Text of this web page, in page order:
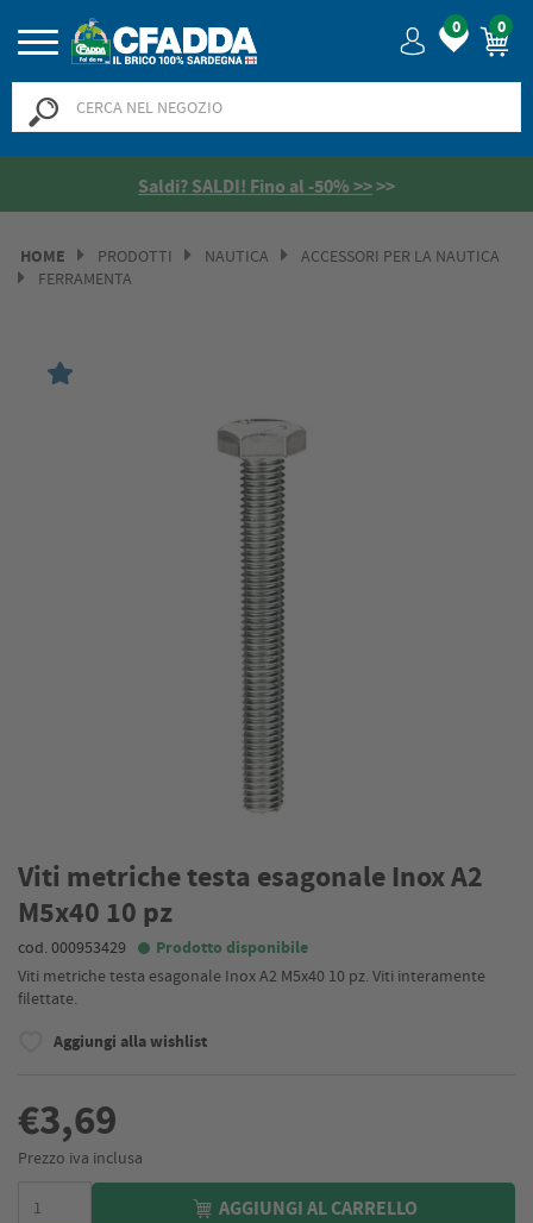
0 0
Saldi? SALDI! Fino al -50% >>>>
HOME PRODOTTI NAUTICA
ACCESSORI PER LA NAUTICA
FERRAMENTA
Viti metriche testa esagonale Inox A2
M5x40 10 pz
cod. 000953429 Prodotto disponibile
Viti metriche testa esagonale Inox A2 M5x40 10 pz. Viti interamente
filettate.
Aggiungi alla wishlist
€3,69
Prezzo iva inclusa
AGGIUNGI AL CARRELLO